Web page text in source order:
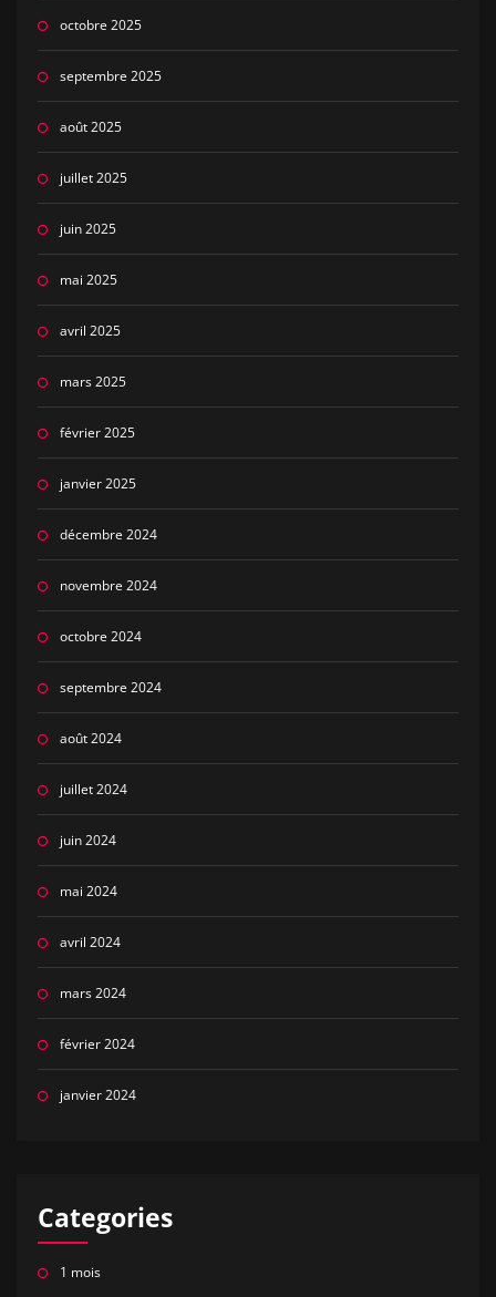
octobre 2025
septembre 2025
août 2025
juillet 2025
juin 2025
mai 2025
avril 2025
mars 2025
février 2025
janvier 2025
décembre 2024
novembre 2024
octobre 2024
septembre 2024
août 2024
juillet 2024
juin 2024
mai 2024
avril 2024
mars 2024
février 2024
janvier 2024
Categories
1 mois